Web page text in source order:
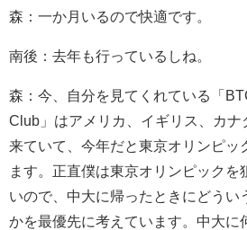
森：一か月いるので快適です。
南後：去年も行っているしね。
森：今、自分を見てくれている「
Club」はアメリカ、イギリス、カナ
来ていて、今年だと東京オリンピッ
ます。正直僕は東京オリンピックを
いので、中大に帰ったときにどうい
かを最優先に考えています。中大に